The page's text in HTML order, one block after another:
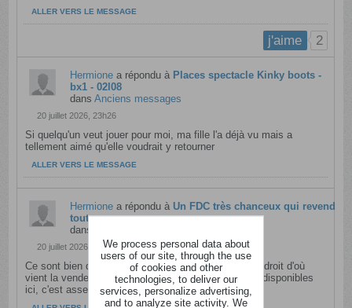
ALLER VERS LE MESSAGE
j'aime 2
Hermione a répondu à Places spectacle Kinky boots -
bx1 - 02l08
dansAnciens messages
20 juillet 2026, 23h26
Si quelqu'un veut jouer pour moi, ma fille l'a déjà vu mais a
tellement aimé qu'elle voudrait y retourner
ALLER VERS LE MESSAGE
Hermione a répondu àUn FDC très chanceux qui revend
tout
dans
20 juillet 2026, 21h30
Ce sont bien des tickets gagnés et en recoupant l'endroit d'où
vient la vendeuse sur 2ème main avec les données disponibles
ici, c'est assez simple...
We process personal data about
users of our site, through the use
of cookies and other
technologies, to deliver our
services, personalize advertising,
and to analyze site activity. We